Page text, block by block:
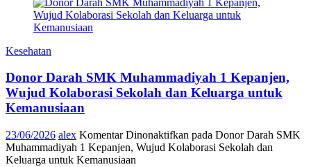
Kesehatan
Donor Darah SMK Muhammadiyah 1 Kepanjen,
Wujud Kolaborasi Sekolah dan Keluarga untuk
Kemanusiaan
23/06/2026 alex Komentar Dinonaktifkan pada Donor Darah SMK
Muhammadiyah 1 Kepanjen, Wujud Kolaborasi Sekolah dan
Keluarga untuk Kemanusiaan